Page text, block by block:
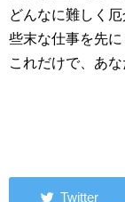
どんなに難しく
些末な仕事を先に
これだけで、あ